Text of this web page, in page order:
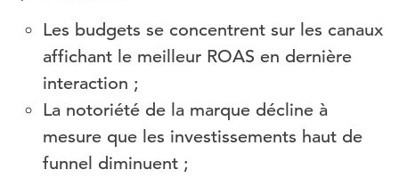
Les budgets se concentrent sur les canaux
affichant le meilleur ROAS en dernière
interaction ;
La notoriété de la marque décline à
mesure que les investissements haut de
funnel diminuent ;